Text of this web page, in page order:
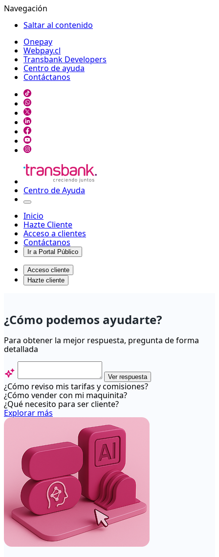
Navegación
Saltar al contenido
Onepay
Webpay.cl
Transbank Developers
Centro de ayuda
Contáctanos
Centro de Ayuda
Inicio
Hazte Cliente
Acceso a clientes
Contáctanos
Ir a Portal Público
Acceso cliente
Hazte cliente
descargo
la
App
Transbank?
Centro
de
ayuda
¿Cómo podemos ayudarte?
Para obtener la mejor respuesta, pregunta de forma
detallada
Ver respuesta
¿Cómo reviso mis tarifas y comisiones?
¿Cómo vender con mi maquinita?
¿Qué necesito para ser cliente?
Explorar más